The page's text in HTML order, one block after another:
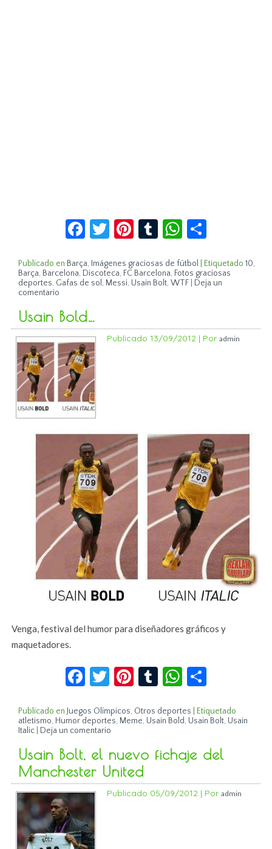
Facebook
Twitter
Pinterest
TumblrWhatsApp
Publicado en Barça, Imágenes graciosas de fútbol Etiquetado 10,
Barça, Barcelona, Discoteca, FC Barcelona, Fotos graciosas
deportes, Gafas de sol , Messi, Usain Bolt,WTF
Deja un
comentario
Usain Bold…
Publicado 13/09/2012 | Por admin
Venga, festival del humor para diseñadores gráficos y
maquetadores.
Facebook
Twitter
Pinterest
TumblrWhatsApp
Publicado en Juegos Olímpicos, Otros deportes
Etiquetado
atletismo, Humor deportes, Meme, Usain Bold, Usain Bolt, Usain
Italic
Deja un comentario
Usain Bolt, el nuevo fichaje del
Manchester United
Publicado 05/09/2012 | Por admin